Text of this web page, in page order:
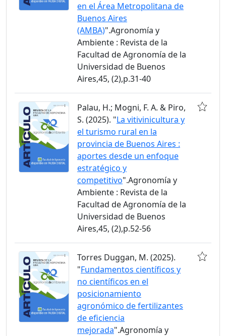
en el Área Metropolitana de
Buenos Aires
(AMBA)".Agronomía y
Ambiente : Revista de la
Facultad de Agronomía de la
Universidad de Buenos
Aires,45, (2),p.31-40
Palau, H.; Mogni, F. A. & Piro,
S. (2025). "La vitivinicultura y
el turismo rural en la
provincia de Buenos Aires :
aportes desde un enfoque
estratégico y
competitivo".Agronomía y
Ambiente : Revista de la
Facultad de Agronomía de la
Universidad de Buenos
Aires,45, (2),p.52-56
Torres Duggan, M. (2025).
"Fundamentos científicos y
no científicos en el
posicionamiento
agronómico de fertilizantes
de eficiencia
mejorada".Agronomía y